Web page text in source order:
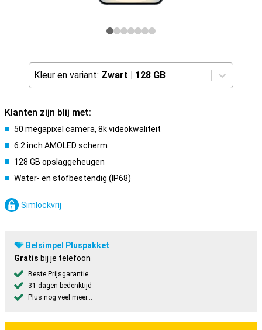
Kleur en variant: Zwart | 128 GB
Klanten zijn blij met:
50 megapixel camera, 8k videokwaliteit
6.2 inch AMOLED scherm
128 GB opslaggeheugen
Water- en stofbestendig (IP68)
Simlockvrij
Belsimpel Pluspakket
Gratis bij je telefoon
Beste Prijsgarantie
31 dagen bedenktijd
Plus nog veel meer...